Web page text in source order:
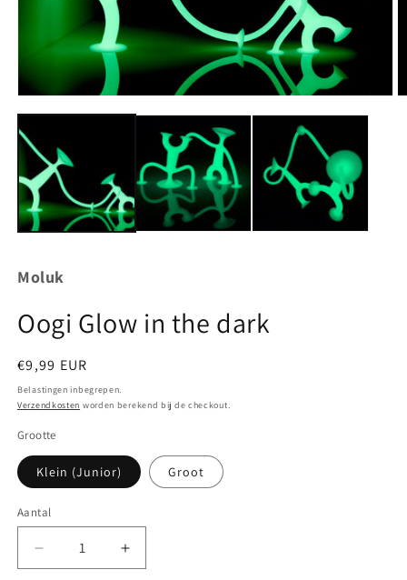
1
openen
in
modaal
Moluk
Oogi Glow in the dark
Normale
prijs
€9,99 EUR
Belastingen inbegrepen.
Verzendkosten worden berekend bij de checkout.
Grootte
Klein (Junior) Groot
Aantal
Aantal
Aantal
verlagen
Aantal
verhogen